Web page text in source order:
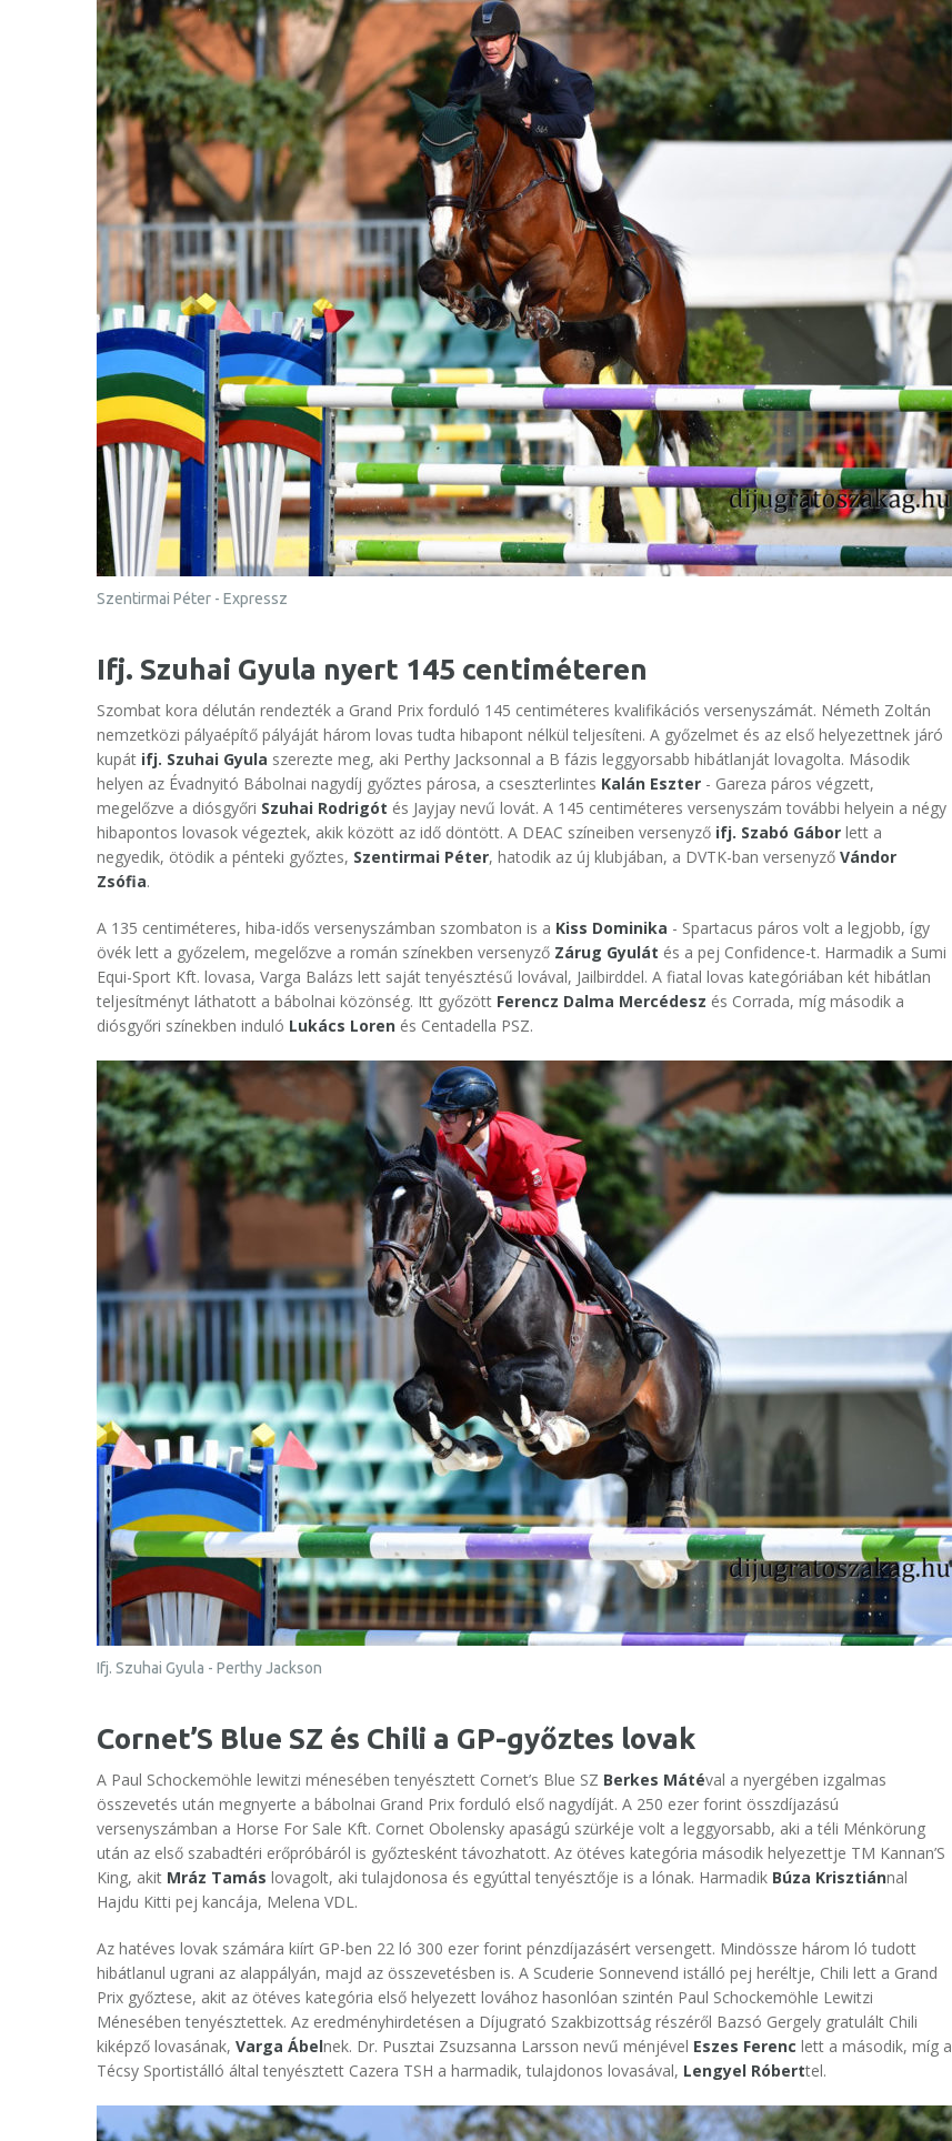
Szentirmai Péter - Expressz
Ifj. Szuhai Gyula nyert 145 centiméteren
Szombat kora délután rendezték a Grand Prix forduló 145 centiméteres kvalifikációs versenyszámát. Németh Zoltán
nemzetközi pályaépítő pályáját három lovas tudta hibapont nélkül teljesíteni. A győzelmet és az első helyezettnek járó
kupát ifj. Szuhai Gyula szerezte meg, aki Perthy Jacksonnal a B fázis leggyorsabb hibátlanját lovagolta. Második
helyen az Évadnyitó Bábolnai nagydíj győztes párosa, a cseszterlintes Kalán Eszter - Gareza páros végzett,
megelőzve a diósgyőri Szuhai Rodrigót és Jayjay nevű lovát. A 145 centiméteres versenyszám további helyein a négy
hibapontos lovasok végeztek, akik között az idő döntött. A DEAC színeiben versenyző ifj. Szabó Gábor lett a
negyedik, ötödik a pénteki győztes, Szentirmai Péter, hatodik az új klubjában, a DVTK-ban versenyző Vándor
Zsófia.
A 135 centiméteres, hiba-idős versenyszámban szombaton is a Kiss Dominika - Spartacus páros volt a legjobb, így
övék lett a győzelem, megelőzve a román színekben versenyző Zárug Gyulát és a pej Confidence-t. Harmadik a Sumi
Equi-Sport Kft. lovasa, Varga Balázs lett saját tenyésztésű lovával, Jailbirddel. A fiatal lovas kategóriában két hibátlan
teljesítményt láthatott a bábolnai közönség. Itt győzött Ferencz Dalma Mercédesz és Corrada, míg második a
diósgyőri színekben induló Lukács Loren és Centadella PSZ.
Ifj. Szuhai Gyula - Perthy Jackson
Cornet’S Blue SZ és Chili a GP-győztes lovak
A Paul Schockemöhle lewitzi ménesében tenyésztett Cornet’s Blue SZ Berkes Mátéval a nyergében izgalmas
összevetés után megnyerte a bábolnai Grand Prix forduló első nagydíját. A 250 ezer forint összdíjazású
versenyszámban a Horse For Sale Kft. Cornet Obolensky apaságú szürkéje volt a leggyorsabb, aki a téli Ménkörung
után az első szabadtéri erőpróbáról is győztesként távozhatott. Az ötéves kategória második helyezettje TM Kannan’S
King, akit Mráz Tamás lovagolt, aki tulajdonosa és egyúttal tenyésztője is a lónak. Harmadik Búza Krisztiánnal
Hajdu Kitti pej kancája, Melena VDL.
Az hatéves lovak számára kiírt GP-ben 22 ló 300 ezer forint pénzdíjazásért versengett. Mindössze három ló tudott
hibátlanul ugrani az alappályán, majd az összevetésben is. A Scuderie Sonnevend istálló pej heréltje, Chili lett a Grand
Prix győztese, akit az ötéves kategória első helyezett lovához hasonlóan szintén Paul Schockemöhle Lewitzi
Ménesében tenyésztettek. Az eredményhirdetésen a Díjugrató Szakbizottság részéről Bazsó Gergely gratulált Chili
kiképző lovasának, Varga Ábelnek. Dr. Pusztai Zsuzsanna Larsson nevű ménjével Eszes Ferenc lett a második, míg a
Técsy Sportistálló által tenyésztett Cazera TSH a harmadik, tulajdonos lovasával, Lengyel Róberttel.